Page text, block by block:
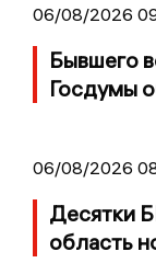
06/08/2026
Бывшего
Госдумы
06/08/2026
Десятки
область